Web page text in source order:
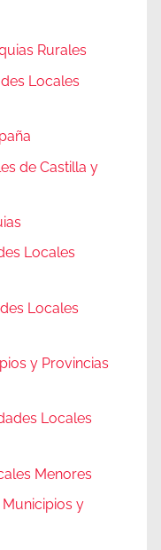
Rurales
Locales
de Castilla y
Locales
Locales
y Provincias
Locales
Menores
Municipios y